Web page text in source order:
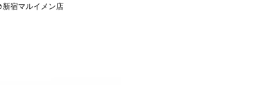
新宿マルイメン店